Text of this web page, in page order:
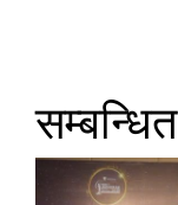
सम्बन्धित